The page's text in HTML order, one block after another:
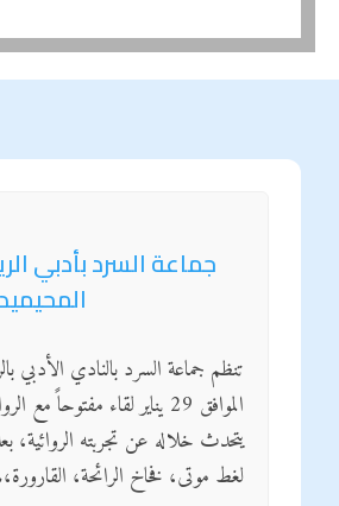
جماعة السرد بأدبي
المحيميد
تنظم جماعة السرد بالنادي الأدبي
الموافق 29 يناير لقاء مفتوحاً
يتحدث خلاله عن تجربته الروائية،
لغط موتى، فخاخ الرائحة،